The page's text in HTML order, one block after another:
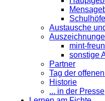
Schulhöfe
Austausche
mint-
sonstige
Partner
Tag der
Historie
... in der Presse